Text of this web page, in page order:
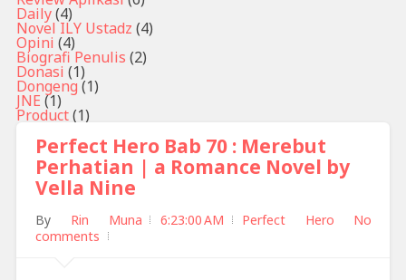
Daily(4)
Novel ILY Ustadz (4)
Opini (4)
Biografi Penulis (2)
Donasi (1)
Dongeng (1)
JNE (1)
Product(1)
Perfect Hero Bab 70 : Merebut
Perhatian | a Romance Novel by
Vella Nine
By Rin Muna 6:23:00 AM Perfect Hero
No
comments